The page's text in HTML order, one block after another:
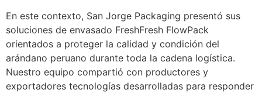
En este contexto, San Jorge Packaging presentó sus
soluciones de envasado FreshFresh FlowPack
orientados a proteger la calidad y condición del
arándano peruano durante toda la cadena logística.
Nuestro equipo compartió con productores y
exportadores tecnologías desarrolladas para responder